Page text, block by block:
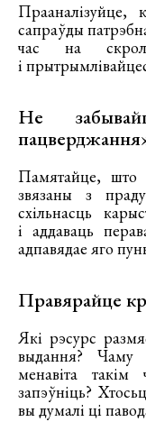
Прааналізуйце,
сапраўды
час на
і
Не
Памятайце, што
звязаны з
схільнасць
і аддаваць
адпавядае яго
Правярайце
Які рэсурс
выдання? Чаму
менавіта
запэўніць?
вы думалі ці